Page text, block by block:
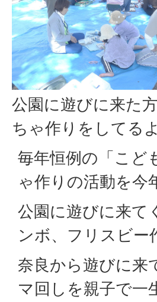
公園に遊びに来た
ちゃ作りをしてるよ
毎年恒例の「こど
ゃ作りの活動を今
公園に遊びに来て
ンボ、フリスビー
奈良から遊びに来
マ回しを親子で一